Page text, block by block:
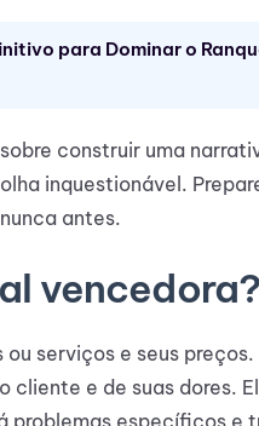
para Dominar o
construir uma
inquestionável.
antes.
vencedora?
serviços e seus preços.
e de suas dores.
problemas específicos e